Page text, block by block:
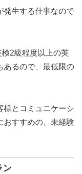
発生する仕事なので
2級程度以上の英
あるので、最低限の
様とコミュニケーシ
おすすめの、未経験
ン